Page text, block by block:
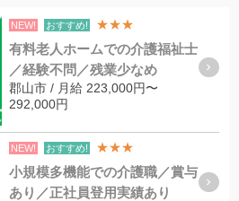
NEW! おすすめ! ★★★
有料老人ホームでの介護福祉士
／経験不問／残業少なめ
郡山市 / 月給 223,000円〜
292,000円
NEW! おすすめ! ★★★
小規模多機能での介護職／賞与
あり／正社員登用実績あり